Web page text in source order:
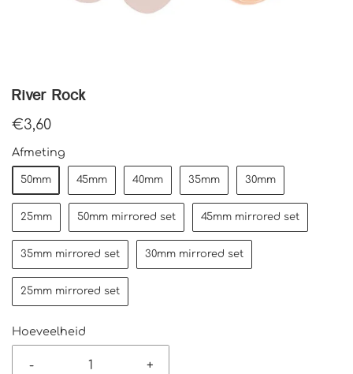
River Rock
€3,60
Afmeting
50mm 45mm 40mm 35mm 30mm
25mm 50mm mirrored set 45mm mirrored set
35mm mirrored set 30mm mirrored set
25mm mirrored set
Hoeveelheid
- +